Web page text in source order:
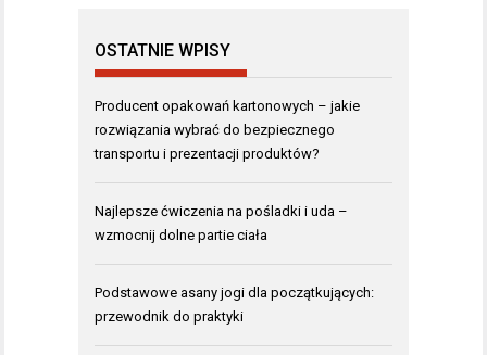
OSTATNIE WPISY
Producent opakowań kartonowych – jakie
rozwiązania wybrać do bezpiecznego
transportu i prezentacji produktów?
Najlepsze ćwiczenia na pośladki i uda –
wzmocnij dolne partie ciała
Podstawowe asany jogi dla początkujących:
przewodnik do praktyki